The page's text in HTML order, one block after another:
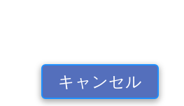
キャンセル